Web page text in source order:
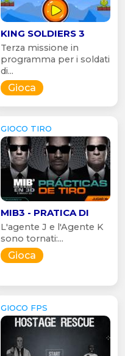
KING SOLDIERS 3
Terza missione in
programma per i soldati
di...
Gioca
GIOCO TIRO
MIB3 - PRATICA DI
L'agente J e l'Agente K
sono tornati:...
Gioca
GIOCO FPS